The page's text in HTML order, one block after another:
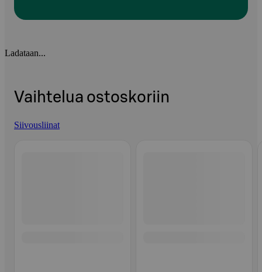
Ladataan...
Vaihtelua ostoskoriin
Siivousliinat